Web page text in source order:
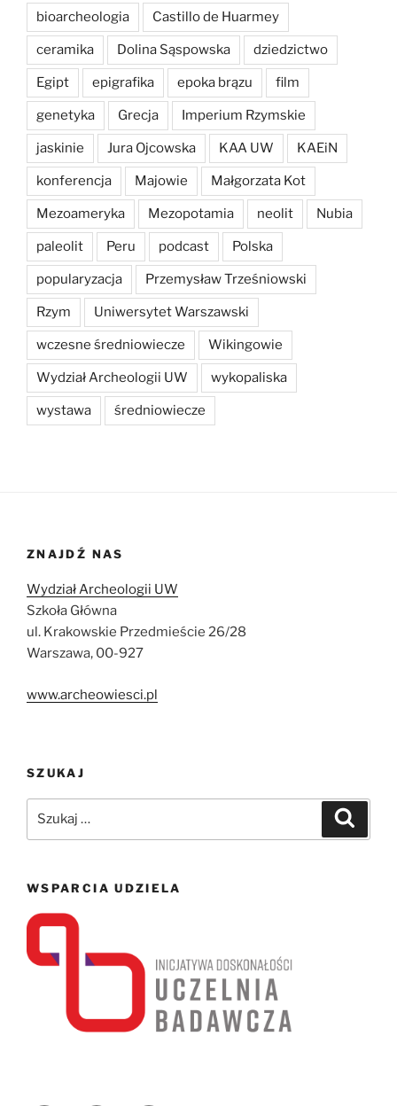
bioarcheologia Castillo de Huarmey
ceramika Dolina Sąspowska dziedzictwo
Egipt epigrafika epoka brązu film
genetyka Grecja Imperium Rzymskie
jaskinie Jura Ojcowska KAA UW KAEiN
konferencja Majowie Małgorzata Kot
Mezoameryka Mezopotamia neolit Nubia
paleolit Peru podcast Polska
popularyzacja Przemysław Trześniowski
Rzym Uniwersytet Warszawski
wczesne średniowiecze Wikingowie
Wydział Archeologii UW wykopaliska
wystawa średniowiecze
ZNAJDŹ NAS
Wydział Archeologii UW
Szkoła Główna
ul. Krakowskie Przedmieście 26/28
Warszawa, 00-927
www.archeowiesci.pl
SZUKAJ
WSPARCIA UDZIELA